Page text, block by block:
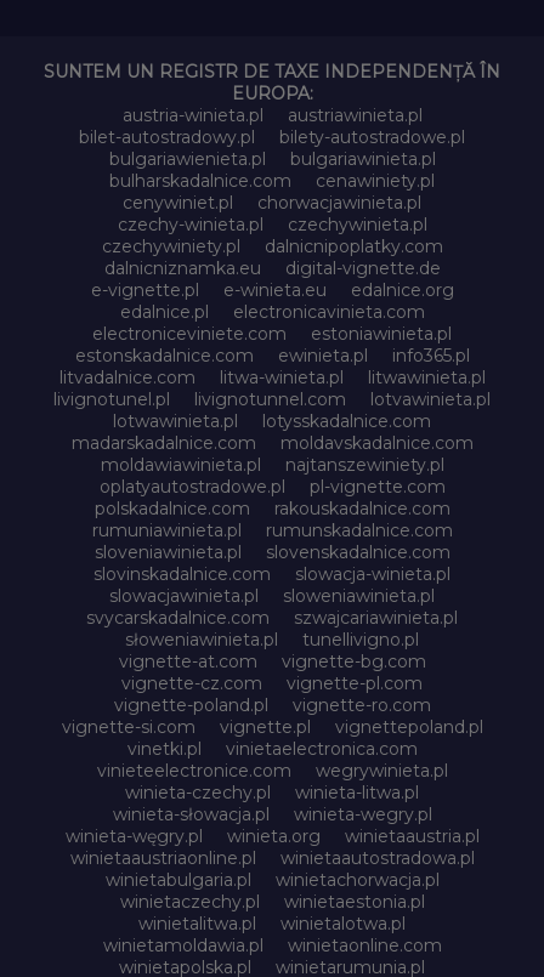
SUNTEM UN REGISTR DE TAXE INDEPENDENȚĂ ÎN
EUROPA:
austria-winieta.pl
austriawinieta.pl
bilet-autostradowy.pl
bilety-autostradowe.pl
bulgariawienieta.pl
bulgariawinieta.pl
bulharskadalnice.com
cenawiniety.pl
cenywiniet.pl
chorwacjawinieta.pl
czechy-winieta.pl
czechywinieta.pl
czechywiniety.pl
dalnicnipoplatky.com
dalnicniznamka.eu
digital-vignette.de
e-vignette.pl
e-winieta.eu
edalnice.org
edalnice.pl
electronicavinieta.com
electroniceviniete.com
estoniawinieta.pl
estonskadalnice.com
ewinieta.pl
info365.pl
litvadalnice.com
litwa-winieta.pl
litwawinieta.pl
livignotunel.pl
livignotunnel.com
lotvawinieta.pl
lotwawinieta.pl
lotysskadalnice.com
madarskadalnice.com
moldavskadalnice.com
moldawiawinieta.pl
najtanszewiniety.pl
oplatyautostradowe.pl
pl-vignette.com
polskadalnice.com
rakouskadalnice.com
rumuniawinieta.pl
rumunskadalnice.com
sloveniawinieta.pl
slovenskadalnice.com
slovinskadalnice.com
slowacja-winieta.pl
slowacjawinieta.pl
sloweniawinieta.pl
svycarskadalnice.com
szwajcariawinieta.pl
słoweniawinieta.pl
tunellivigno.pl
vignette-at.com
vignette-bg.com
vignette-cz.com
vignette-pl.com
vignette-poland.pl
vignette-ro.com
vignette-si.com
vignette.pl
vignettepoland.pl
vinetki.pl
vinietaelectronica.com
vinieteelectronice.com
wegrywinieta.pl
winieta-czechy.pl
winieta-litwa.pl
winieta-słowacja.pl
winieta-wegry.pl
winieta-węgry.pl
winieta.org
winietaaustria.pl
winietaaustriaonline.pl
winietaautostradowa.pl
winietabulgaria.pl
winietachorwacja.pl
winietaczechy.pl
winietaestonia.pl
winietalitwa.pl
winietalotwa.pl
winietamoldawia.pl
winietaonline.com
winietapolska.pl
winietarumunia.pl